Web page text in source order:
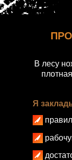
В лесу
Я